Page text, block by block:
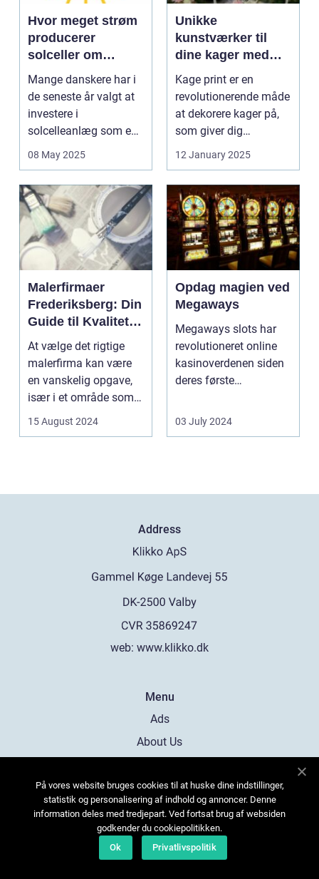
Hvor meget strøm
producerer
solceller om
vinteren?
Mange danskere har i
de seneste år valgt at
investere i
solcelleanlæg som en
08 May 2025
Unikke
kunstværker til
dine kager med
kage print
Kage print er en
revolutionerende måde
at dekorere kager på,
som giver dig
12 January 2025
Malerfirmaer
Frederiksberg: Din
Guide til Kvalitet
og Service
At vælge det rigtige
malerfirma kan være
en vanskelig opgave,
især i et område som
15 August 2024
Opdag magien ved
Megaways
Megaways slots har
revolutioneret online
kasinoverdenen siden
deres første
spillea...
03 July 2024
Address
web: www.klikko.dk
Menu
Ads
About Us
Contact
Sitemap
På vores website bruges cookies til at huske dine indstillinger,
statistik og personalisering af indhold og annoncer. Denne
information deles med tredjepart. Ved fortsat brug af websiden
godkender du cookiepolitikken.
Ok
Privatlivspolitik